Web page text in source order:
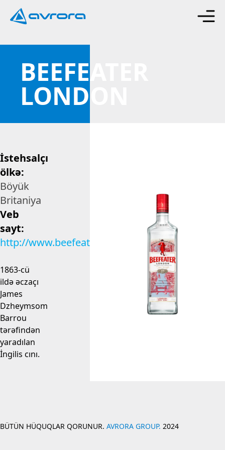
BEEFEATER
LONDON
İstehsalçı
ölkə:
Böyük
Britaniya
Veb
sayt:
http://www.beefeatergin.com
1863-cü
ildə əczaçı
James
Dzheymsom
Barrou
tərəfindən
yaradılan
İngilis cını.
BÜTÜN HÜQUQLAR QORUNUR. AVRORA GROUP. 2024